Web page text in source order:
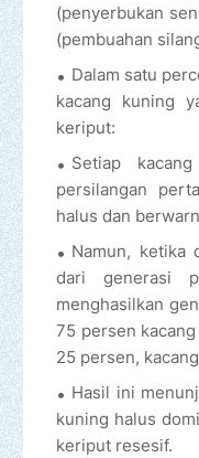
(penyerbukan
(pembuahan
Dalam satu
kacang kuning
keriput:
Setiap
persilangan
halus dan
Namun, ketika
dari generasi
menghasilkan
75 persen
25 persen,
Hasil ini
kuning halus
keriput resesif.